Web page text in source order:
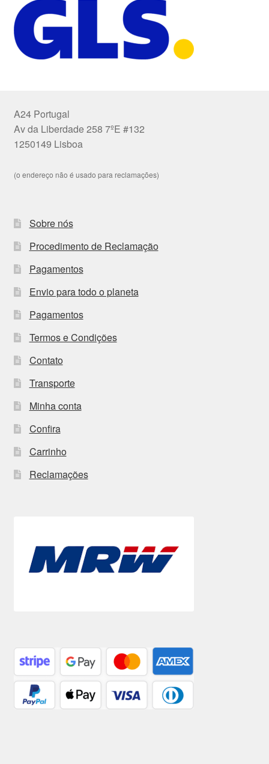
A24 Portugal
Av da Liberdade 258 7ºE #132
1250149 Lisboa
(o endereço não é usado para reclamações)
Sobre nós
Procedimento de Reclamação
Pagamentos
Envio para todo o planeta
Pagamentos
Termos e Condições
Contato
Transporte
Minha conta
Confira
Carrinho
Reclamações